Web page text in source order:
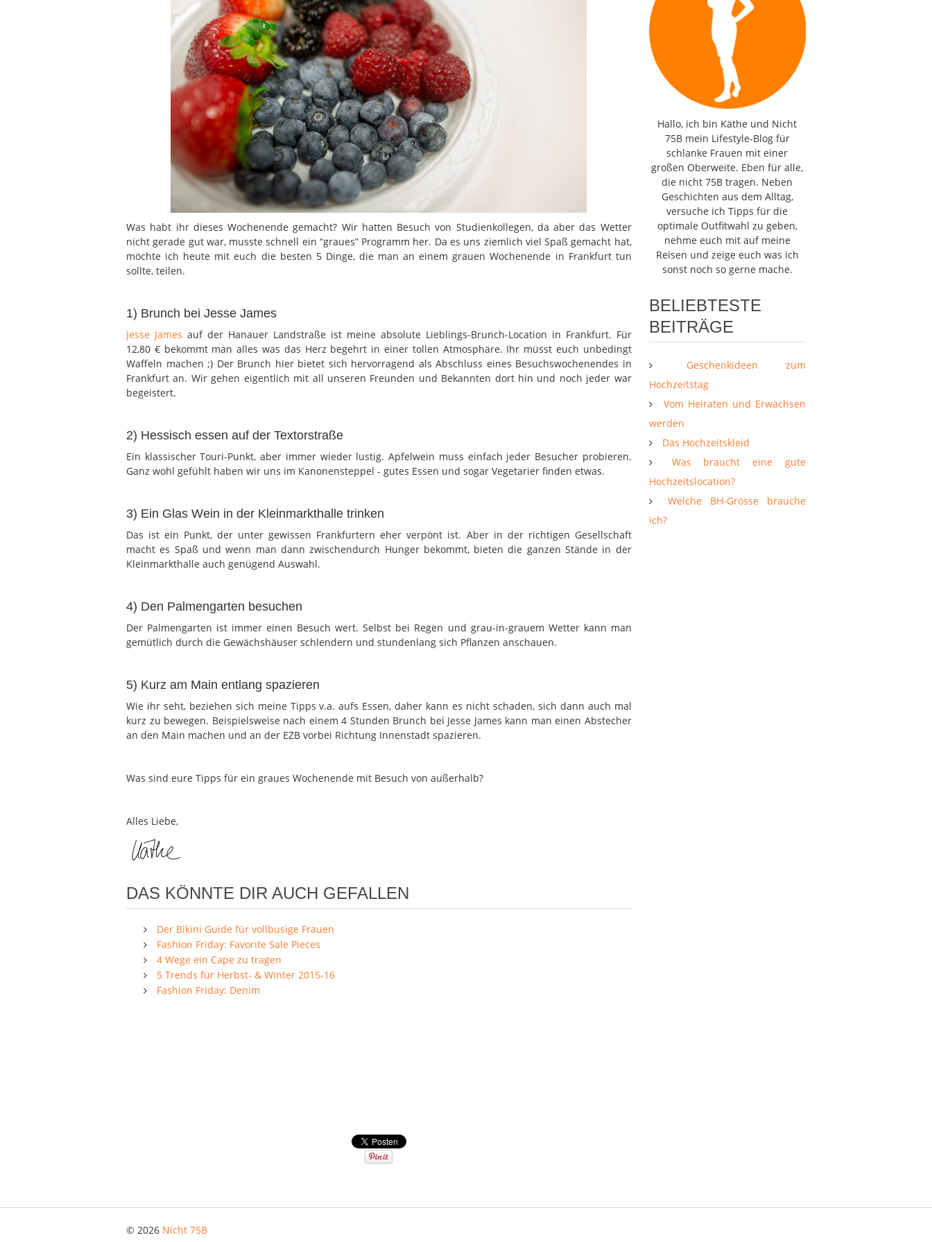
Was habt ihr dieses Wochenende gemacht? Wir hatten Besuch von Studienkollegen, da aber das Wetter
nicht gerade gut war, musste schnell ein “graues” Programm her. Da es uns ziemlich viel Spaß gemacht hat,
möchte ich heute mit euch die besten 5 Dinge, die man an einem grauen Wochenende in Frankfurt tun
sollte, teilen.
1) Brunch bei Jesse James
Jesse James auf der Hanauer Landstraße ist meine absolute Lieblings-Brunch-Location in Frankfurt. Für
12,80 € bekommt man alles was das Herz begehrt in einer tollen Atmosphäre. Ihr müsst euch unbedingt
Waffeln machen ;) Der Brunch hier bietet sich hervorragend als Abschluss eines Besuchswochenendes in
Frankfurt an. Wir gehen eigentlich mit all unseren Freunden und Bekannten dort hin und noch jeder war
begeistert.
2) Hessisch essen auf der Textorstraße
Ein klassischer Touri-Punkt, aber immer wieder lustig. Apfelwein muss einfach jeder Besucher probieren.
Ganz wohl gefühlt haben wir uns im Kanonensteppel - gutes Essen und sogar Vegetarier finden etwas.
3) Ein Glas Wein in der Kleinmarkthalle trinken
Das ist ein Punkt, der unter gewissen Frankfurtern eher verpönt ist. Aber in der richtigen Gesellschaft
macht es Spaß und wenn man dann zwischendurch Hunger bekommt, bieten die ganzen Stände in der
Kleinmarkthalle auch genügend Auswahl.
4) Den Palmengarten besuchen
Der Palmengarten ist immer einen Besuch wert. Selbst bei Regen und grau-in-grauem Wetter kann man
gemütlich durch die Gewächshäuser schlendern und stundenlang sich Pflanzen anschauen.
5) Kurz am Main entlang spazieren
Wie ihr seht, beziehen sich meine Tipps v.a. aufs Essen, daher kann es nicht schaden, sich dann auch mal
kurz zu bewegen. Beispielsweise nach einem 4 Stunden Brunch bei Jesse James kann man einen Abstecher
an den Main machen und an der EZB vorbei Richtung Innenstadt spazieren.
Was sind eure Tipps für ein graues Wochenende mit Besuch von außerhalb?
Alles Liebe,
DAS KÖNNTE DIR AUCH GEFALLEN
Der Bikini Guide für vollbusige Frauen
Fashion Friday: Favorite Sale Pieces
4 Wege ein Cape zu tragen
5 Trends für Herbst- & Winter 2015-16
Fashion Friday: Denim
Hallo, ich bin Käthe und Nicht
75B mein Lifestyle-Blog für
schlanke Frauen mit einer
großen Oberweite. Eben für alle,
die nicht 75B tragen. Neben
Geschichten aus dem Alltag,
versuche ich Tipps für die
optimale Outfitwahl zu geben,
nehme euch mit auf meine
Reisen und zeige euch was ich
sonst noch so gerne mache.
BELIEBTESTE
BEITRÄGE
Geschenkideen zum
Hochzeitstag
Vom Heiraten und Erwachsen
werden
Das Hochzeitskleid
Was braucht eine gute
Hochzeitslocation?
Welche BH-Grösse brauche
ich?
© 2026 Nicht 75B